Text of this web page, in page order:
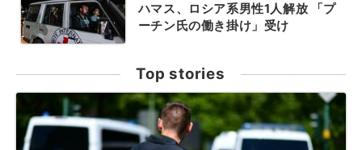
ハマス、ロシア系男性1人解放 「プ
ーチン氏の働き掛け」受け
Top stories